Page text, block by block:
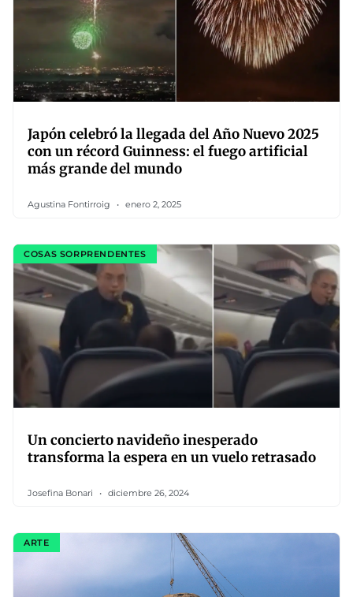
Japón celebró la llegada del Año Nuevo 2025
con un récord Guinness: el fuego artificial
más grande del mundo
Agustina Fontirroig enero 2, 2025
COSAS SORPRENDENTES
Un concierto navideño inesperado
transforma la espera en un vuelo retrasado
Josefina Bonari diciembre 26, 2024
ARTE